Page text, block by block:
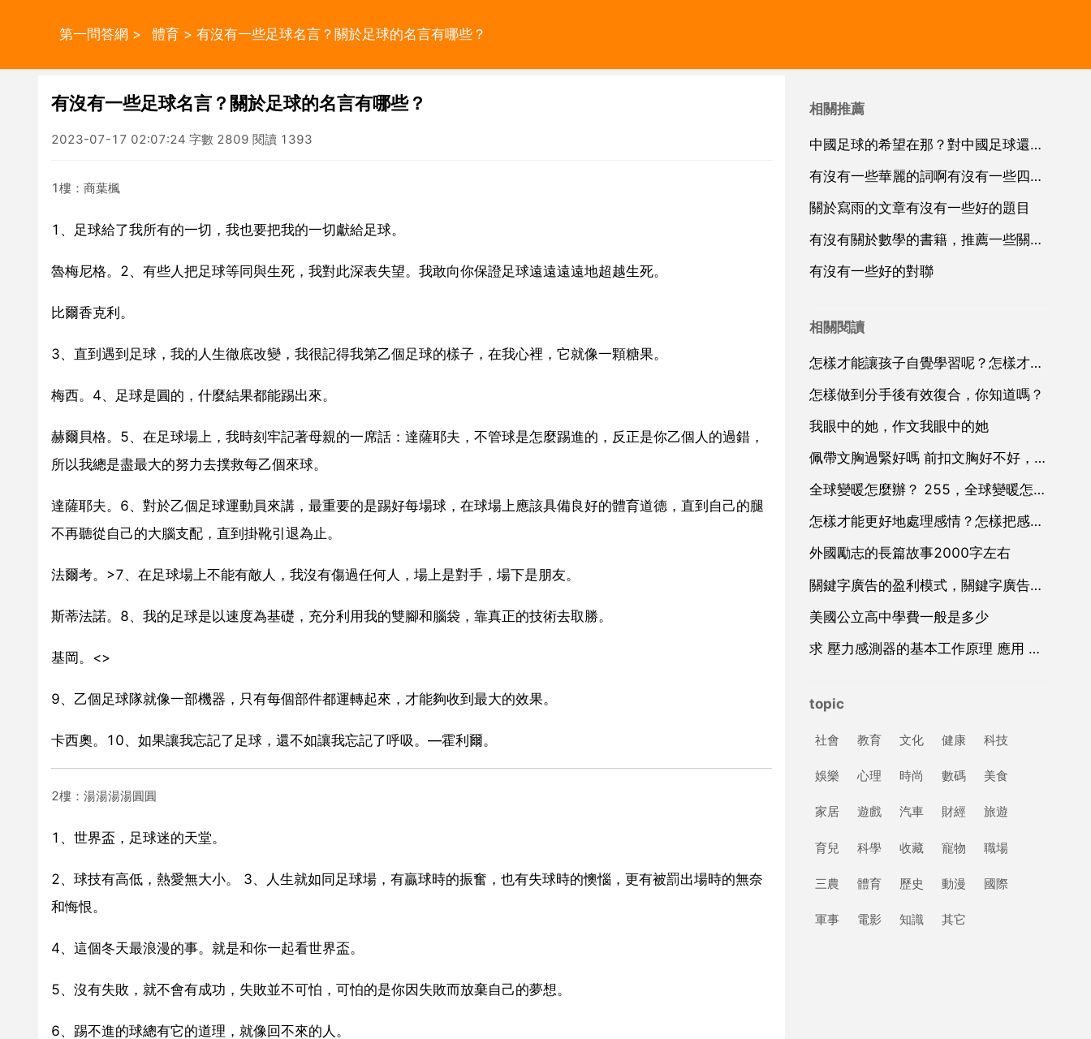
第一問答網 > 體育 > 有沒有一些足球名言？關於足球的名言有哪些？
有沒有一些足球名言？關於足球的名言有哪些？
2023-07-17 02:07:24 字數 2809 閱讀 1393
1樓：商葉楓
1、足球給了我所有的一切，我也要把我的一切獻給足球。
魯梅尼格。2、有些人把足球等同與生死，我對此深表失望。我敢向你保證足球遠遠遠遠地超越生死。
比爾香克利。
3、直到遇到足球，我的人生徹底改變，我很記得我第乙個足球的樣子，在我心裡，它就像一顆糖果。
梅西。4、足球是圓的，什麼結果都能踢出來。
赫爾貝格。5、在足球場上，我時刻牢記著母親的一席話：達薩耶夫，不管球是怎麼踢進的，反正是你乙個人的過錯，
所以我總是盡最大的努力去撲救每乙個來球。
達薩耶夫。6、對於乙個足球運動員來講，最重要的是踢好每場球，在球場上應該具備良好的體育道德，直到自己的腿
不再聽從自己的大腦支配，直到掛靴引退為止。
法爾考。>7、在足球場上不能有敵人，我沒有傷過任何人，場上是對手，場下是朋友。
斯蒂法諾。8、我的足球是以速度為基礎，充分利用我的雙腳和腦袋，靠真正的技術去取勝。
基岡。<>
9、乙個足球隊就像一部機器，只有每個部件都運轉起來，才能夠收到最大的效果。
卡西奧。10、如果讓我忘記了足球，還不如讓我忘記了呼吸。—霍利爾。
2樓：湯湯湯湯圓圓
1、世界盃，足球迷的天堂。
2、球技有高低，熱愛無大小。 3、人生就如同足球場，有贏球時的振奮，也有失球時的懊惱，更有被罰出場時的無奈
和悔恨。
4、這個冬天最浪漫的事。就是和你一起看世界盃。
5、沒有失敗，就不會有成功，失敗並不可怕，可怕的是你因失敗而放棄自己的夢想。
6、踢不進的球總有它的道理，就像回不來的人。
相關推薦
中國足球的希望在那？對中國足球還有沒有足夠的耐心
有沒有一些華麗的詞啊有沒有一些四字華麗的詞啊？
關於寫雨的文章有沒有一些好的題目
有沒有關於數學的書籍，推薦一些關於數學的書籍？
有沒有一些好的對聯
相關閱讀
怎樣才能讓孩子自覺學習呢？怎樣才能讓孩子自覺學習
怎樣做到分手後有效復合，你知道嗎？
我眼中的她，作文我眼中的她
佩帶文胸過緊好嗎 前扣文胸好不好，可以經常穿嗎？
全球變暖怎麼辦？ 255，全球變暖怎麼辦？
怎樣才能更好地處理感情？怎樣把感情處理好
外國勵志的長篇故事2000字左右
關鍵字廣告的盈利模式，關鍵字廣告廣告
美國公立高中學費一般是多少
求 壓力感測器的基本工作原理 應用 和設計 方面的資料
topic
社會 教育 文化 健康 科技
娛樂 心理 時尚 數碼 美食
家居 遊戲 汽車 財經 旅遊
育兒 科學 收藏 寵物 職場
三農 體育 歷史 動漫 國際
軍事 電影 知識 其它